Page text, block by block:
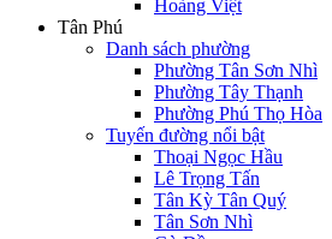
Hoàng Việt
Tân Phú
Danh sách phường
Phường Tân Sơn Nhì
Phường Tây Thạnh
Phường Phú Thọ Hòa
Tuyến đường nổi bật
Thoại Ngọc Hầu
Lê Trọng Tấn
Tân Kỳ Tân Quý
Tân Sơn Nhì